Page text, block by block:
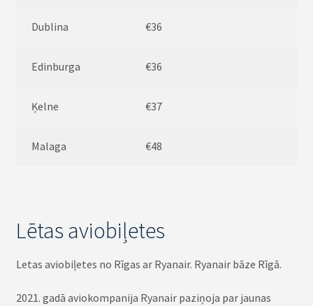
Dublina €36
Edinburga €36
Ķelne €37
Malaga €48
Lētas aviobiļetes
Letas aviobiļetes no Rīgas ar Ryanair. Ryanair bāze Rīgā.
2021. gadā aviokompanija Ryanair paziņoja par jaunas